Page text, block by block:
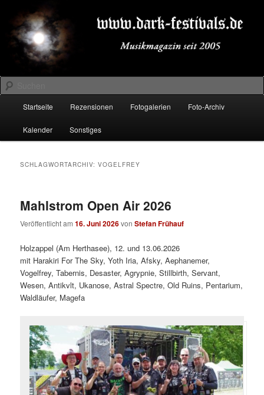
primären
Inhalt
springen
sekundären
Inhalt
springenDARK-FESTIVALS.DE
Suchen
Startseite Rezensionen Fotogalerien Foto-Archiv
Kalender Sonstiges
SCHLAGWORTARCHIV:VOGELFREY
Mahlstrom Open Air 2026
Veröffentlicht am16. Juni 2026vonStefan Frühauf
Holzappel (Am Herthasee), 12. und 13.06.2026
mit Harakiri For The Sky, Yoth Iria, Afsky, Aephanemer,
Vogelfrey, Tabernis, Desaster, Agrypnie, Stillbirth, Servant,
Wesen, Antikvlt, Ukanose, Astral Spectre, Old Ruins, Pentarium,
Waldläufer, Magefa